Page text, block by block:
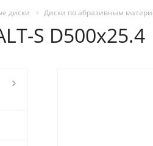
диски Диски по абразивным
S D500х25.4